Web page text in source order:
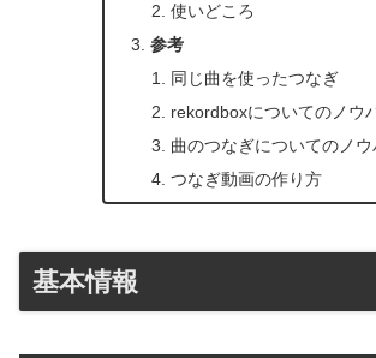
使いどころ
参考
同じ曲を使ったつなぎ
rekordboxについてのノウ
曲のつなぎについてのノウ
つなぎ動画の作り方
基本情報